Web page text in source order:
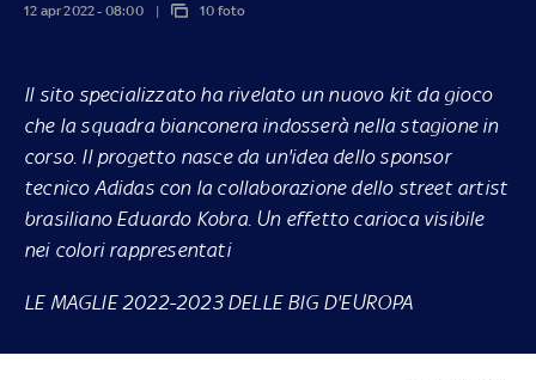
12 apr 2022 - 08:00 10 foto
Il sito specializzato ha rivelato un nuovo kit da gioco
che la squadra bianconera indosserà nella stagione in
corso. Il progetto nasce da un'idea dello sponsor
tecnico Adidas con la collaborazione dello street artist
brasiliano Eduardo Kobra. Un effetto carioca visibile
nei colori rappresentati
LE MAGLIE 2022-2023 DELLE BIG D'EUROPA